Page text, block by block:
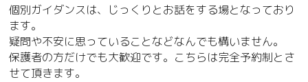
個別ガイダンスは、じっくりとお話をする場となっており
ます。
疑問や不安に思っていることなどなんでも構いません。
保護者の方だけでも大歓迎です。こちらは完全予約制とさ
せて頂きます。